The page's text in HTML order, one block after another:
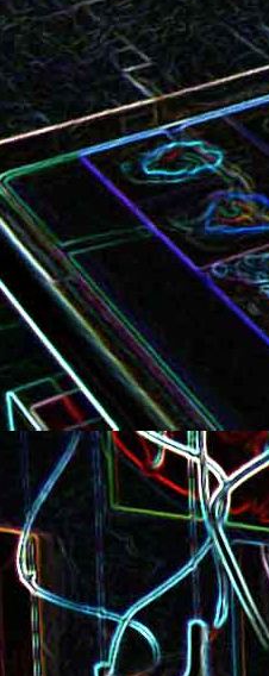
tapenade
Brownie au chocolat recouvert
de marshmallows fondus
Salade de lentilles au céleri
branche et à la carotte